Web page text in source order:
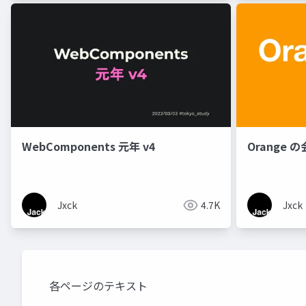
WebComponents 元年 v4
Jxck 4.7K
Orange の
Jxck
各ページのテキスト